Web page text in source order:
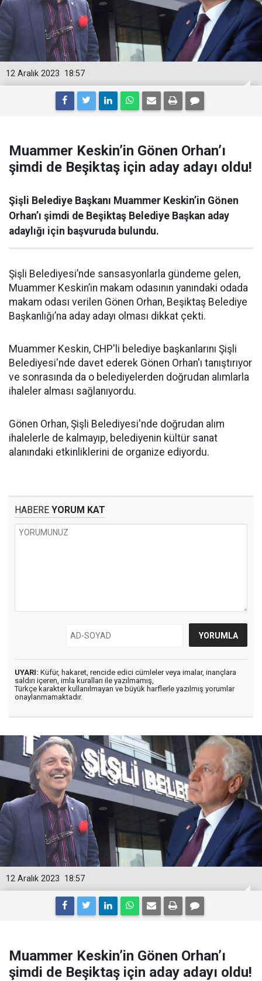
18:57
12 Aralık 2023
Muammer Keskin’in Gönen Orhan’ı
şimdi de Beşiktaş için aday adayı oldu!
Şişli Belediye Başkanı Muammer Keskin’in Gönen
Orhan’ı şimdi de Beşiktaş Belediye Başkan aday
adaylığı için başvuruda bulundu.
Şişli Belediyesi’nde sansasyonlarla gündeme gelen,
Muammer Keskin’in makam odasının yanındaki odada
makam odası verilen Gönen Orhan, Beşiktaş Belediye
Başkanlığı’na aday adayı olması dikkat çekti.
Muammer Keskin, CHP'li belediye başkanlarını Şişli
Belediyesi'nde davet ederek Gönen Orhan'ı tanıştırıyor
ve sonrasında da o belediyelerden doğrudan alımlarla
ihaleler alması sağlanıyordu.
Gönen Orhan, Şişli Belediyesi'nde doğrudan alım
ihalelerle de kalmayıp, belediyenin kültür sanat
alanındaki etkinliklerini de organize ediyordu.
HABERE YORUM KAT
UYARI: Küfür, hakaret, rencide edici cümleler veya imalar, inançlara
saldırı içeren, imla kuralları ile yazılmamış,
Türkçe karakter kullanılmayan ve büyük harflerle yazılmış yorumlar
onaylanmamaktadır.
18:57
12 Aralık 2023
Muammer Keskin’in Gönen Orhan’ı
şimdi de Beşiktaş için aday adayı oldu!